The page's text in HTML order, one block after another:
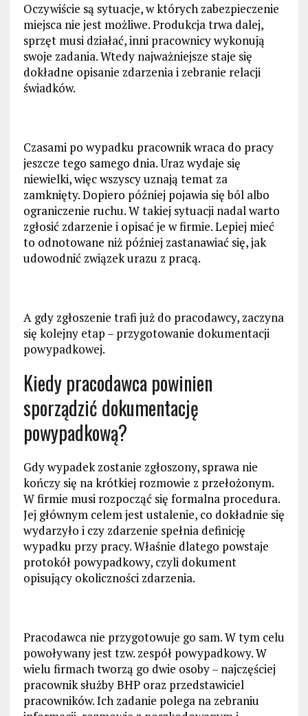
Oczywiście są sytuacje, w których zabezpieczenie
miejsca nie jest możliwe. Produkcja trwa dalej,
sprzęt musi działać, inni pracownicy wykonują
swoje zadania. Wtedy najważniejsze staje się
dokładne opisanie zdarzenia i zebranie relacji
świadków.
Czasami po wypadku pracownik wraca do pracy
jeszcze tego samego dnia. Uraz wydaje się
niewielki, więc wszyscy uznają temat za
zamknięty. Dopiero później pojawia się ból albo
ograniczenie ruchu. W takiej sytuacji nadal warto
zgłosić zdarzenie i opisać je w firmie. Lepiej mieć
to odnotowane niż później zastanawiać się, jak
udowodnić związek urazu z pracą.
A gdy zgłoszenie trafi już do pracodawcy, zaczyna
się kolejny etap – przygotowanie dokumentacji
powypadkowej.
Kiedy pracodawca powinien
sporządzić dokumentację
powypadkową?
Gdy wypadek zostanie zgłoszony, sprawa nie
kończy się na krótkiej rozmowie z przełożonym.
W firmie musi rozpocząć się formalna procedura.
Jej głównym celem jest ustalenie, co dokładnie się
wydarzyło i czy zdarzenie spełnia definicję
wypadku przy pracy. Właśnie dlatego powstaje
protokół powypadkowy, czyli dokument
opisujący okoliczności zdarzenia.
Pracodawca nie przygotowuje go sam. W tym celu
powoływany jest tzw. zespół powypadkowy. W
wielu firmach tworzą go dwie osoby – najczęściej
pracownik służby BHP oraz przedstawiciel
pracowników. Ich zadanie polega na zebraniu